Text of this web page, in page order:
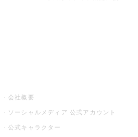
会社概要
ソーシャルメディア 公式アカウント
公式キャラクター